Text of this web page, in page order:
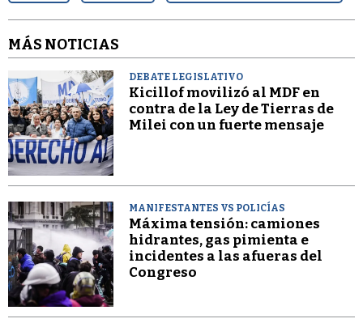
MÁS NOTICIAS
DEBATE LEGISLATIVO
Kicillof movilizó al MDF en
contra de la Ley de Tierras de
Milei con un fuerte mensaje
MANIFESTANTES VS POLICÍAS
Máxima tensión: camiones
hidrantes, gas pimienta e
incidentes a las afueras del
Congreso